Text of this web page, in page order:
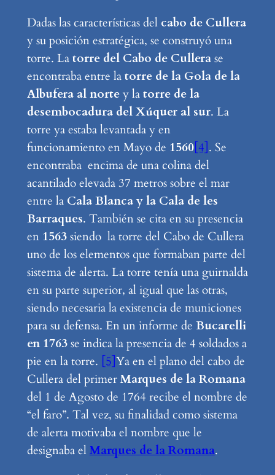
Dadas las características del cabo de Cullera
y su posición estratégica, se construyó una
torre. Latorre del Cabo de Cullerase
encontraba entre latorre de la Gola de la
Albufera al nortey latorre de la
desembocadura del Xúquer al sur. La
torre ya estaba levantada y en
funcionamiento en Mayo de 1560[4] . Se
encontraba encima de una colina del
acantilado elevada 37 metros sobre el mar
entre la Cala Blanca y la Cala de les
Barraques. También se cita en su presencia
en 1563siendo la torre del Cabo de Cullera
uno de los elementos que formaban parte del
sistema de alerta. La torre tenía una guirnalda
en su parte superior, al igual que las otras,
siendo necesaria la existencia de municiones
para su defensa. En un informe de Bucarelli
en 1763se indica la presencia de 4 soldados a
pie en la torre. [5] Ya en el plano del cabo de
Cullera del primerMarques de la Romana
del 1 de Agosto de 1764 recibe el nombre de
“el faro”. Tal vez, su finalidad como sistema
de alerta motivaba el nombre que le
designaba elMarques de la Romana.